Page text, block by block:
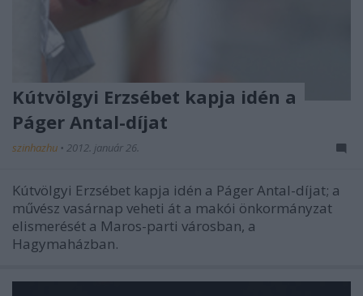
Kútvölgyi Erzsébet kapja idén a
Páger Antal-díjat
szinhazhu • 2012. január 26.
Kútvölgyi Erzsébet kapja idén a Páger Antal-díjat; a
művész vasárnap veheti át a makói önkormányzat
elismerését a Maros-parti városban, a
Hagymaházban.